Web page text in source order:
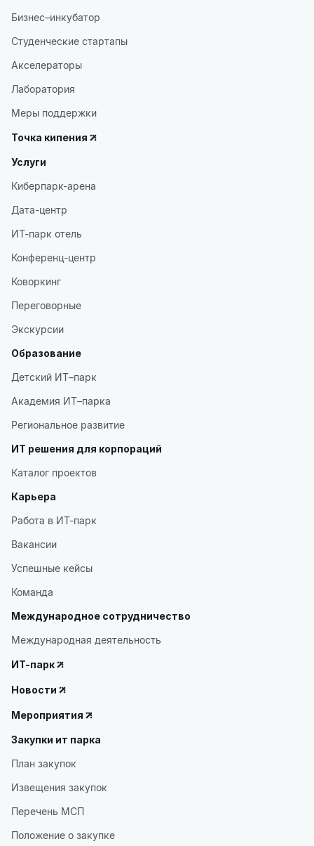
Бизнес–инкубатор
Студенческие стартапы
Акселераторы
Лаборатория
Меры поддержки
Точка кипения
Услуги
Киберпарк-арена
Дата-центр
ИТ-парк отель
Конференц-центр
Коворкинг
Переговорные
Экскурсии
Образование
Детский ИТ–парк
Академия ИТ–парка
Региональное развитие
ИТ решения для корпораций
Каталог проектов
Карьера
Работа в ИТ-парк
Вакансии
Успешные кейсы
Команда
Международное сотрудничество
Международная деятельность
ИТ-парк
Новости
Мероприятия
Закупки ит парка
План закупок
Извещения закупок
Перечень МСП
Положение о закупке